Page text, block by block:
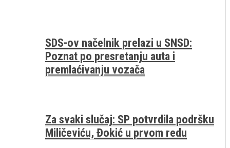
SDS-ov načelnik prelazi u SNSD:
Poznat po presretanju auta i
premlaćivanju vozača
Za svaki slučaj: SP potvrdila podršku
Miličeviću, Đokić u prvom redu